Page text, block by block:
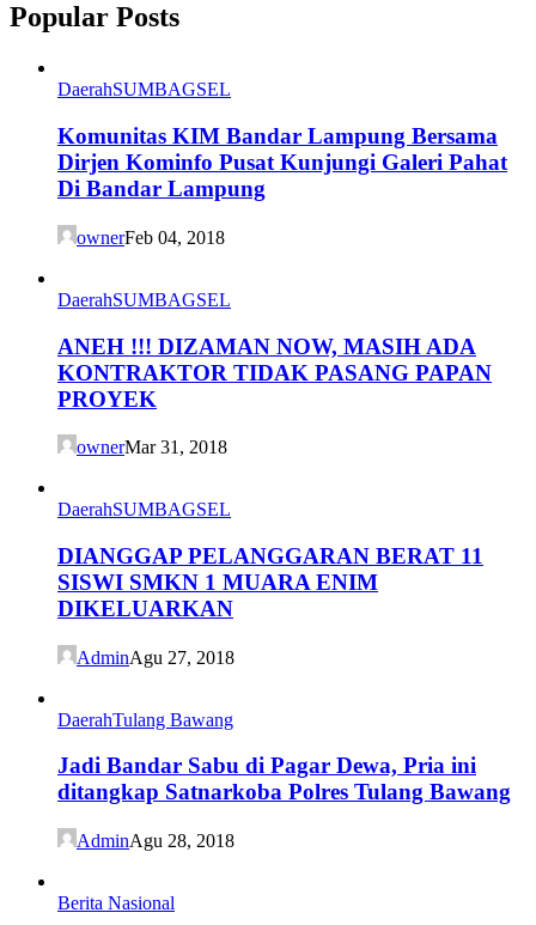
Popular Posts
DaerahSUMBAGSEL
Komunitas KIM Bandar Lampung Bersama
Dirjen Kominfo Pusat Kunjungi Galeri Pahat
Di Bandar Lampung
ownerFeb 04, 2018
DaerahSUMBAGSEL
ANEH !!! DIZAMAN NOW, MASIH ADA
KONTRAKTOR TIDAK PASANG PAPAN
PROYEK
ownerMar 31, 2018
DaerahSUMBAGSEL
DIANGGAP PELANGGARAN BERAT 11
SISWI SMKN 1 MUARA ENIM
DIKELUARKAN
AdminAgu 27, 2018
DaerahTulang Bawang
Jadi Bandar Sabu di Pagar Dewa, Pria ini
ditangkap Satnarkoba Polres Tulang Bawang
AdminAgu 28, 2018
Berita Nasional